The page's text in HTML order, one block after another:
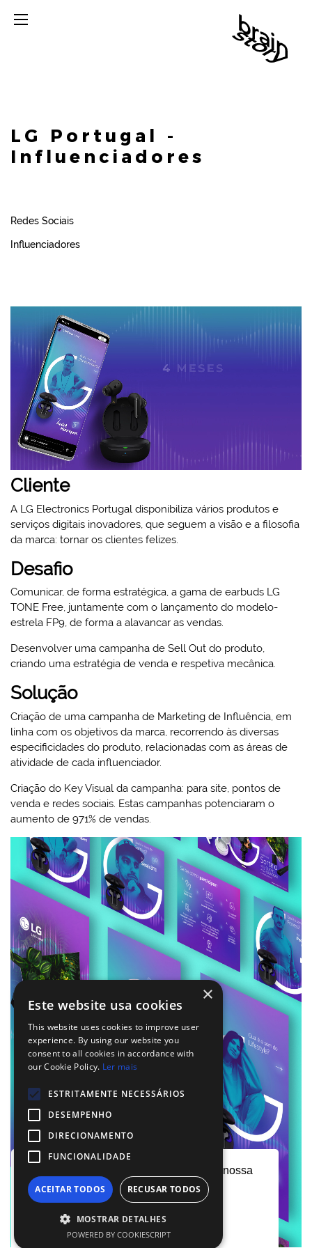
Ao utilizar o nosso site, concorda com a nossa
utilização de cookies.Saiba mais.
Aceito Cookies
LG Portugal -
Influenciadores
Redes Sociais
Influenciadores
Cliente
A LG Electronics Portugal disponibiliza vários produtos e
serviços digitais inovadores, que seguem a visão e a filosofia
da marca: tornar os clientes felizes.
Desafio
Comunicar, de forma estratégica, a gama de earbuds LG
TONE Free, juntamente com o lançamento do modelo-
estrela FP9, de forma a alavancar as vendas.
Desenvolver uma campanha de Sell Out do produto,
criando uma estratégia de venda e respetiva mecânica.
Solução
Criação de uma campanha de Marketing de Influência, em
linha com os objetivos da marca, recorrendo às diversas
especificidades do produto, relacionadas com as áreas de
atividade de cada influenciador.
Criação do Key Visual da campanha: para site, pontos de
venda e redes sociais. Estas campanhas potenciaram o
aumento de 971% de vendas.
×
Este website usa cookies
This website uses cookies to improve user
experience. By using our website you
consent to all cookies in accordance with
our Cookie Policy. Ler mais
ESTRITAMENTE NECESSÁRIOS
DESEMPENHO
DIRECIONAMENTO
FUNCIONALIDADE
ACEITAR TODOS RECUSAR TODOS
MOSTRAR DETALHES
POWERED BY COOKIESCRIPT